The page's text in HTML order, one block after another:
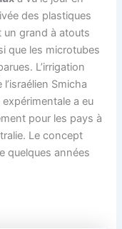
des plastiques
un grand à atouts
que les microtubes
L’irrigation
Smicha
a eu
pour les pays à
Le concept
quelques années